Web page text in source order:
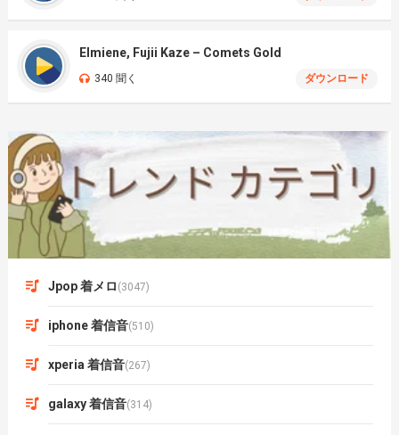
Elmiene, Fujii Kaze – Comets Gold
340 聞く ダウンロード
Jpop 着メロ (3047)
iphone 着信音(510)
xperia 着信音(267)
galaxy 着信音(314)